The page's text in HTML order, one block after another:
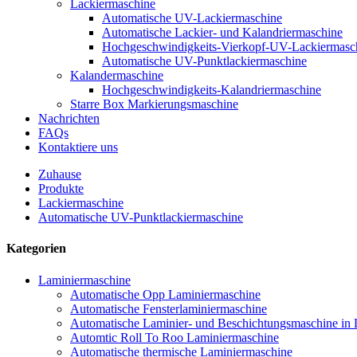
Lackiermaschine
Automatische UV-Lackiermaschine
Automatische Lackier- und Kalandriermaschine
Hochgeschwindigkeits-Vierkopf-UV-
Automatische UV-Punktlackiermaschine
Kalandermaschine
Hochgeschwindigkeits-Kalandriermaschine
Starre Box Markierungsmaschine
Nachrichten
FAQs
Kontaktiere uns
Zuhause
Produkte
Lackiermaschine
Automatische UV-Punktlackiermaschine
Kategorien
Laminiermaschine
Automatische Opp Laminiermaschine
Automatische Fensterlaminiermaschine
Automatische Laminier- und Beschichtungsmaschine in
Automtic Roll To Roo Laminiermaschine
Automatische thermische Laminiermaschine